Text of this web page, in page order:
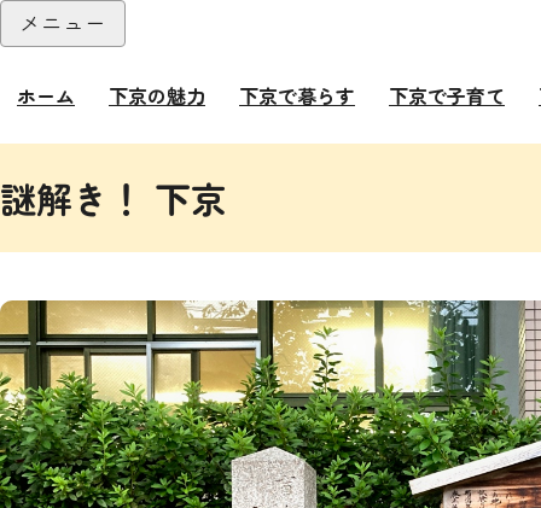
本文へ
メニュー
ホーム 下京の魅力 下京で暮らす 下京で子育て
謎解き！ 下京